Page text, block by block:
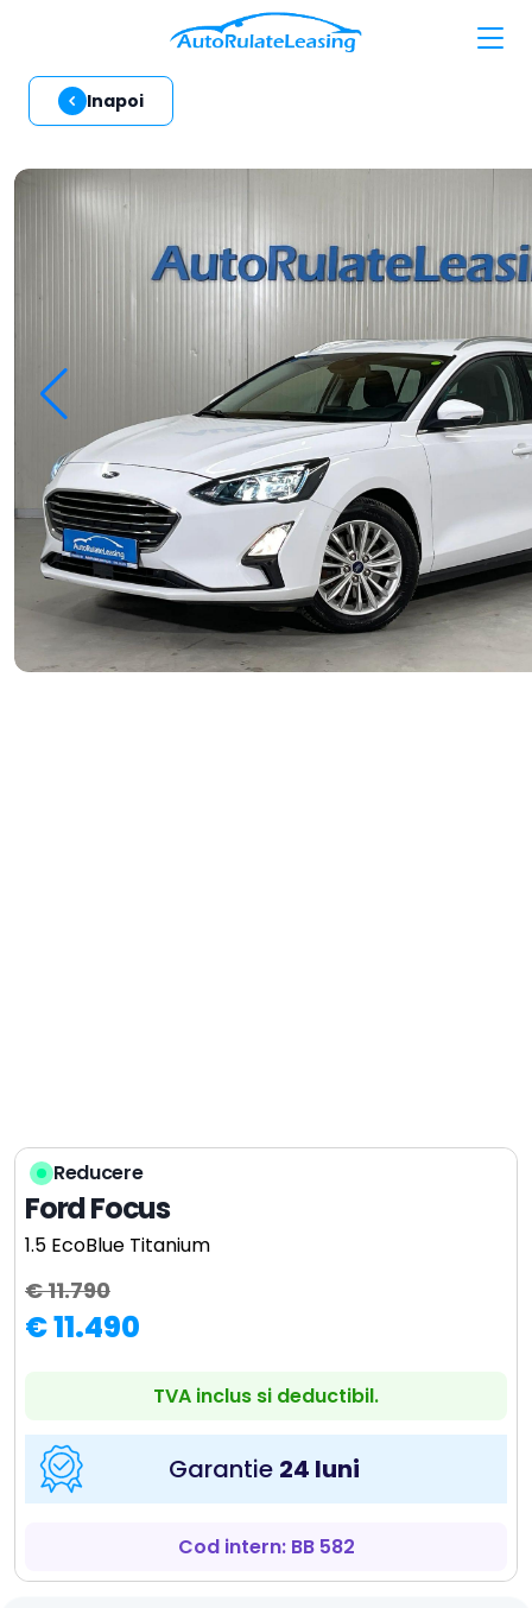
Inapoi
Reducere
Ford Focus
1.5 EcoBlue Titanium
€ 11.790
€ 11.490
TVA inclus si deductibil.
Garantie 24 luni
Cod intern: BB 582